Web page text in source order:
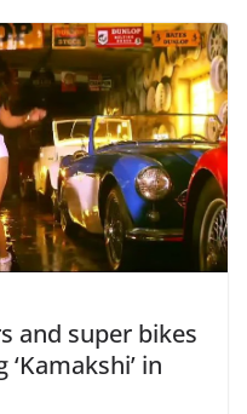
and super bikes
in